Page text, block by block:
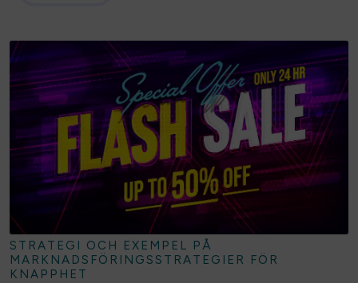
STRATEGI OCH EXEMPEL PÅ
MARKNADSFÖRINGSSTRATEGIER FÖR
KNAPPHET